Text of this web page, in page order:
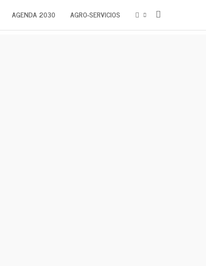
AGENDA 2030 AGRO-SERVICIOS